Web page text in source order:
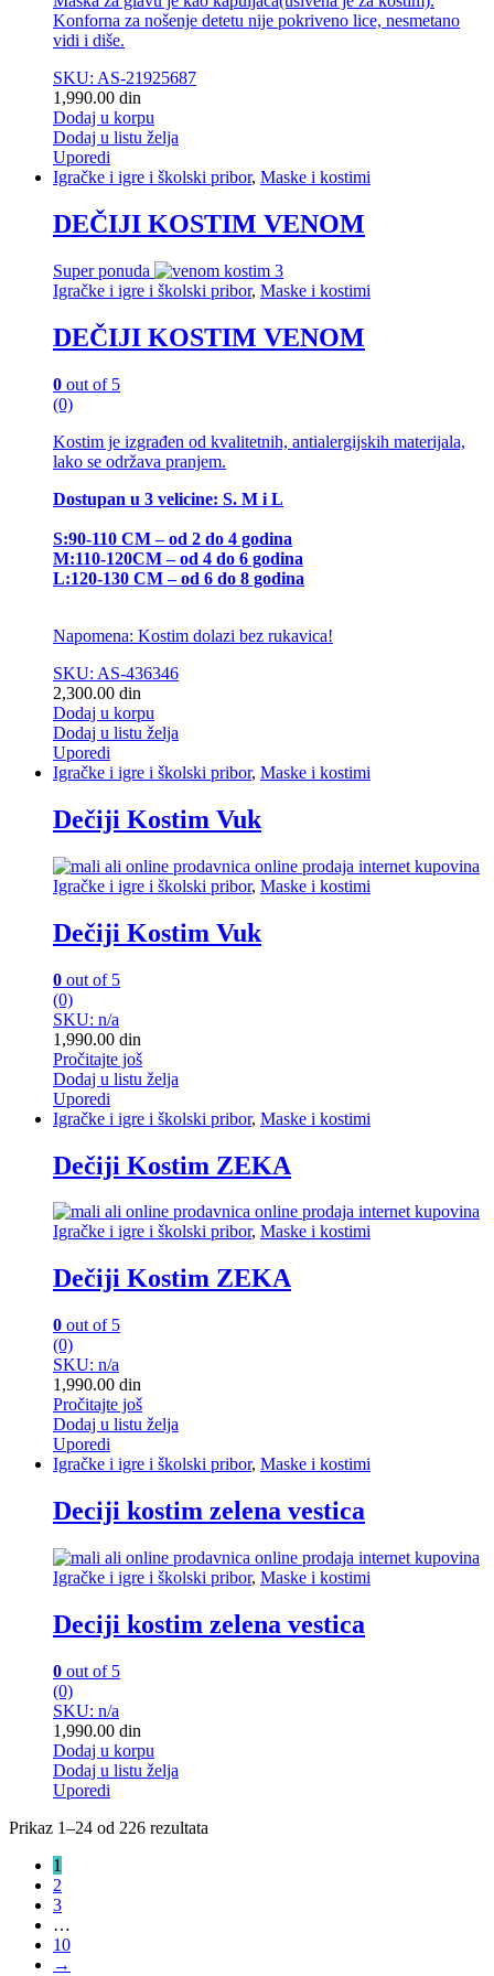
Konforna za nošenje detetu nije pokriveno lice, nesmetano
vidi i diše.
SKU: AS-21925687
1,990.00 din
Dodaj u korpu
Dodaj u listu želja
Uporedi
Igračke i igre i školski pribor, Maske i kostimi
DEČIJI KOSTIM VENOM
Super ponuda
Igračke i igre i školski pribor, Maske i kostimi
DEČIJI KOSTIM VENOM
0 out of 5
(0)
Kostim je izgrađen od kvalitetnih, antialergijskih materijala,
lako se održava pranjem.
Dostupan u 3 velicine: S. M i L
S:90-110 CM – od 2 do 4 godina
M:110-120CM – od 4 do 6 godina
L:120-130 CM – od 6 do 8 godina
Napomena: Kostim dolazi bez rukavica!
SKU: AS-436346
2,300.00 din
Dodaj u korpu
Dodaj u listu želja
Uporedi
Igračke i igre i školski pribor, Maske i kostimi
Dečiji Kostim Vuk
Igračke i igre i školski pribor, Maske i kostimi
Dečiji Kostim Vuk
0 out of 5
(0)
SKU: n/a
1,990.00 din
Pročitajte još
Dodaj u listu želja
Uporedi
Igračke i igre i školski pribor, Maske i kostimi
Dečiji Kostim ZEKA
Igračke i igre i školski pribor, Maske i kostimi
Dečiji Kostim ZEKA
0 out of 5
(0)
SKU: n/a
1,990.00 din
Pročitajte još
Dodaj u listu želja
Uporedi
Igračke i igre i školski pribor, Maske i kostimi
Deciji kostim zelena vestica
Igračke i igre i školski pribor, Maske i kostimi
Deciji kostim zelena vestica
0 out of 5
(0)
SKU: n/a
1,990.00 din
Dodaj u korpu
Dodaj u listu želja
Uporedi
Prikaz 1–24 od 226 rezultata
1
2
3
…
10
→